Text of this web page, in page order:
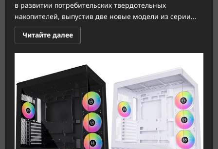
в развитии потребительских твердотельных
накопителей, выпустив две новые модели из серии...
Читайте далееПрочитать
больше
Новая
сверхскоростного
хранения
данных:
Samsung
расширяет
линейку
SSD
9100
PRO
до
8
ТБ